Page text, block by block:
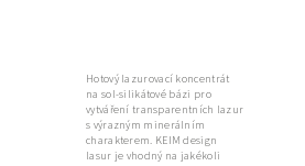
Hotový lazurovací koncentrát
na sol-silikátové bázi pro
vytváření transparentních lazur
s výrazným minerálním
charakterem. KEIM design
lasur je vhodný na jakékoli